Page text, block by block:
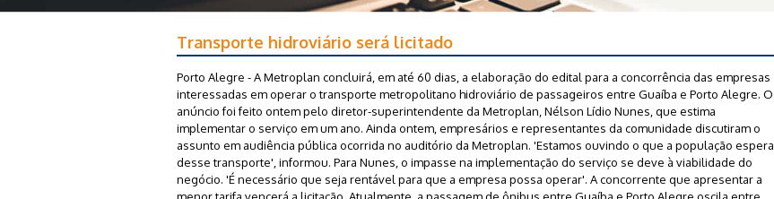
Transporte hidroviário será licitado
Porto Alegre - A Metroplan concluirá, em até 60 dias, a elaboração do edital para a concorrência das empresas
interessadas em operar o transporte metropolitano hidroviário de passageiros entre Guaíba e Porto Alegre. O
anúncio foi feito ontem pelo diretor-superintendente da Metroplan, Nélson Lídio Nunes, que estima
implementar o serviço em um ano. Ainda ontem, empresários e representantes da comunidade discutiram o
assunto em audiência pública ocorrida no auditório da Metroplan. 'Estamos ouvindo o que a população espera
desse transporte', informou. Para Nunes, o impasse na implementação do serviço se deve à viabilidade do
negócio. 'É necessário que seja rentável para que a empresa possa operar'. A concorrente que apresentar a